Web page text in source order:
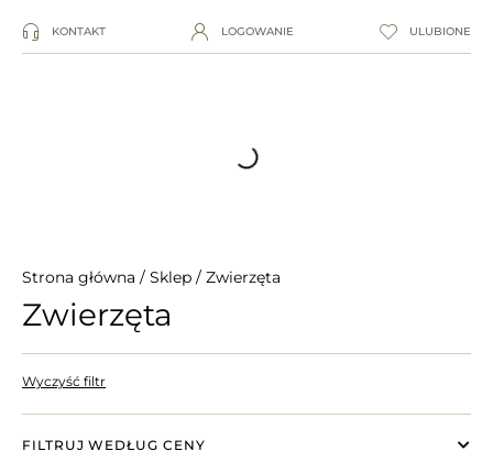
KONTAKT LOGOWANIE ULUBIONE
Strona główna / Sklep / Zwierzęta
Zwierzęta
Wyczyść filtr
FILTRUJ WEDŁUG CENY